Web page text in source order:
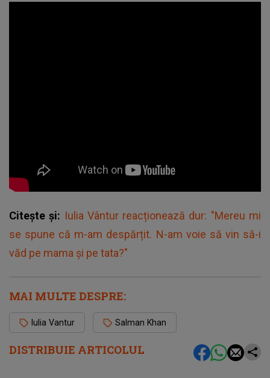
DISTRIBUIE ARTICOLUL
Citește și: Iulia Vântur reacționează dur: "Mereu mi
se spune că m-am despărțit. N-am voie să vin să-i
văd pe mama și pe tata?"
MAI MULTE DESPRE:
Iulia Vantur Salman Khan